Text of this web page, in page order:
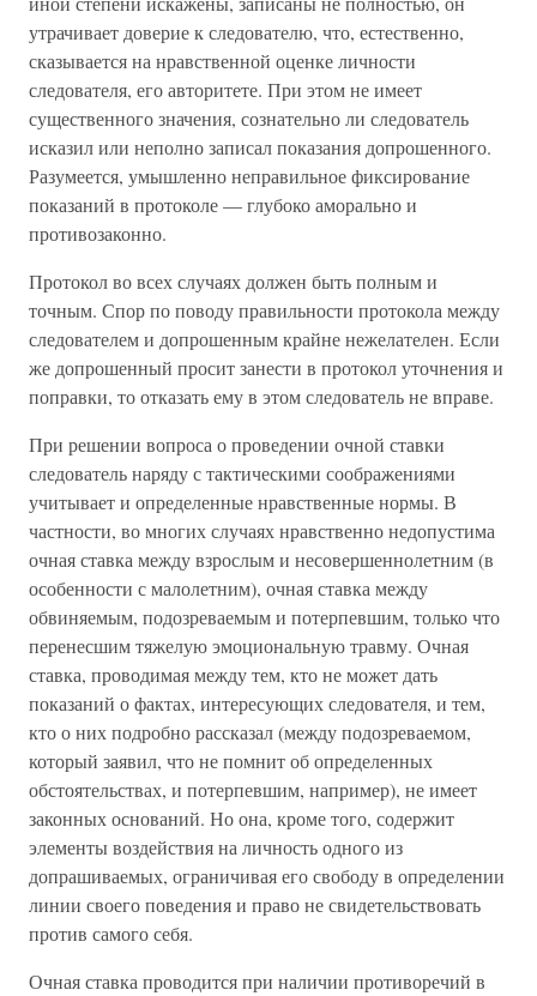
утрачивает доверие к следователю, что, естественно,
сказывается на нравственной оценке личности
следователя, его авторитете. При этом не имеет
существенного значения, сознательно ли следователь
исказил или неполно записал показания допрошенного.
Разумеется, умышленно неправильное фиксирование
показаний в протоколе — глубоко аморально и
противозаконно.
Протокол во всех случаях должен быть полным и
точным. Спор по поводу правильности протокола между
следователем и допрошенным крайне нежелателен. Если
же допрошенный просит занести в протокол уточнения и
поправки, то отказать ему в этом следователь не вправе.
При решении вопроса о проведении очной ставки
следователь наряду с тактическими соображениями
учитывает и определенные нравственные нормы. В
частности, во многих случаях нравственно недопустима
очная ставка между взрослым и несовершеннолетним (в
особенности с малолетним), очная ставка между
обвиняемым, подозреваемым и потерпевшим, только что
перенесшим тяжелую эмоциональную травму. Очная
ставка, проводимая между тем, кто не может дать
показаний о фактах, интересующих следователя, и тем,
кто о них подробно рассказал (между подозреваемом,
который заявил, что не помнит об определенных
обстоятельствах, и потерпевшим, например), не имеет
законных оснований. Но она, кроме того, содержит
элементы воздействия на личность одного из
допрашиваемых, ограничивая его свободу в определении
линии своего поведения и право не свидетельствовать
против самого себя.
Очная ставка проводится при наличии противоречий в